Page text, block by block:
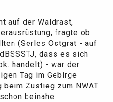
auf der Waldrast,
fragte ob
(Serles Ostgrat - auf
dass es sich
handelt) - war der
Tag im Gebirge
beim Zustieg zum NWAT
beinahe